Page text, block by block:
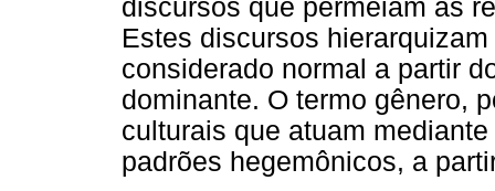
discursos que permeiam as
Estes discursos
considerado normal a partir
dominante. O termo gênero,
culturais que atuam
padrões hegemônicos, a